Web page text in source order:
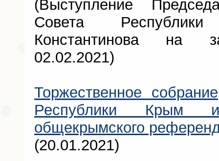
(Выступление
Совета
Константинова на
02.02.2021)
Торжественное
Республики Крым
общекрымского
(20.01.2021)